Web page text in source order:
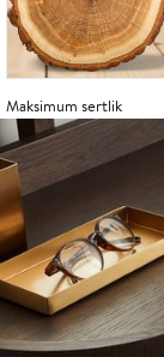
Maksimum sertlik